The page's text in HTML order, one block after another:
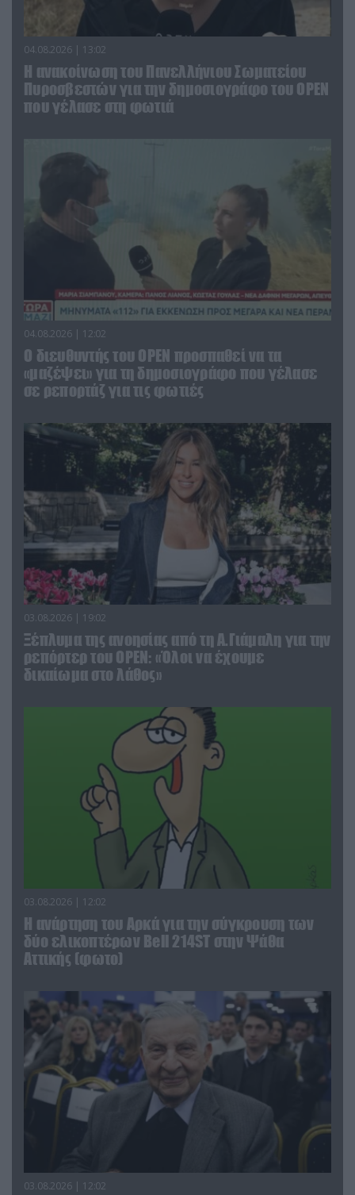
04.08.2026 | 13:02
Η ανακοίνωση του Πανελλήνιου Σωματείου
Πυροσβεστών για την δημοσιογράφο του OPEN
που γέλασε στη φωτιά
04.08.2026 | 12:02
O διευθυντής του OPEN προσπαθεί να τα
«μαζέψει» για τη δημοσιογράφο που γέλασε
σε ρεπορτάζ για τις φωτιές
03.08.2026 | 19:02
Ξέπλυμα της ανοησίας από τη Α.Γιάμαλη για την
ρεπόρτερ του ΟΡΕΝ: «Όλοι να έχουμε
δικαίωμα στο λάθος»
03.08.2026 | 12:02
Η ανάρτηση του Αρκά για την σύγκρουση των
δύο ελικοπτέρων Bell 214ST στην Ψάθα
Αττικής (φωτο)
03.08.2026 | 12:02